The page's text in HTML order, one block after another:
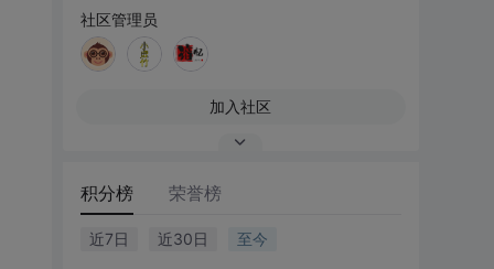
社区管理员
加入社区
积分榜 荣誉榜
近7日 近30日 至今